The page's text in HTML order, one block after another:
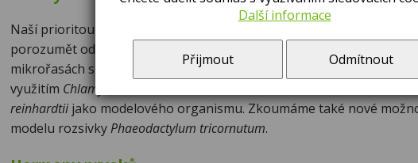
Naší prioritou v této oblasti je
porozumět odbourávání chlorofylu v
mikrořasách s
využitím Chlamydomonas
reinhardtii jako modelového organismu. Zkoumáme také nové
modelu rozsivkyPhaeodactylum tricornutum.
Další informace
Přijmout Odmítnout